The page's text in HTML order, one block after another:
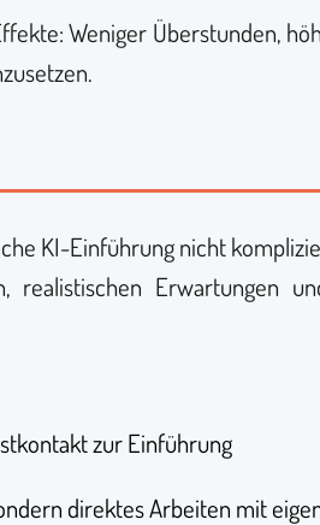
Weniger Überstunden,
KI-Einführung nicht
Erwartungen
zur Einführung
direktes Arbeiten mit